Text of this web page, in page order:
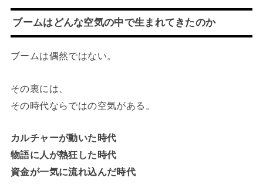
ブームはどんな空気の中で生まれてきたのか
ブームは偶然ではない。
その裏には、
その時代ならではの空気がある。
カルチャーが動いた時代
物語に人が熱狂した時代
資金が一気に流れ込んだ時代